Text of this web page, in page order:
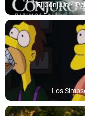
El Conjuro 4
Los